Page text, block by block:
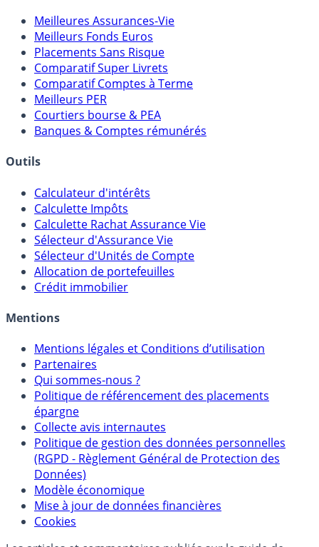
Meilleures Assurances-Vie
Meilleurs Fonds Euros
Placements Sans Risque
Comparatif Super Livrets
Comparatif Comptes à Terme
Meilleurs PER
Courtiers bourse & PEA
Banques & Comptes rémunérés
Outils
Calculateur d'intérêts
Calculette Impôts
Calculette Rachat Assurance Vie
Sélecteur d'Assurance Vie
Sélecteur d'Unités de Compte
Allocation de portefeuilles
Crédit immobilier
Mentions
Mentions légales et Conditions d’utilisation
Partenaires
Qui sommes-nous ?
Politique de référencement des placements
épargne
Collecte avis internautes
Politique de gestion des données personnelles
(RGPD - Règlement Général de Protection des
Données)
Modèle économique
Mise à jour de données financières
Cookies